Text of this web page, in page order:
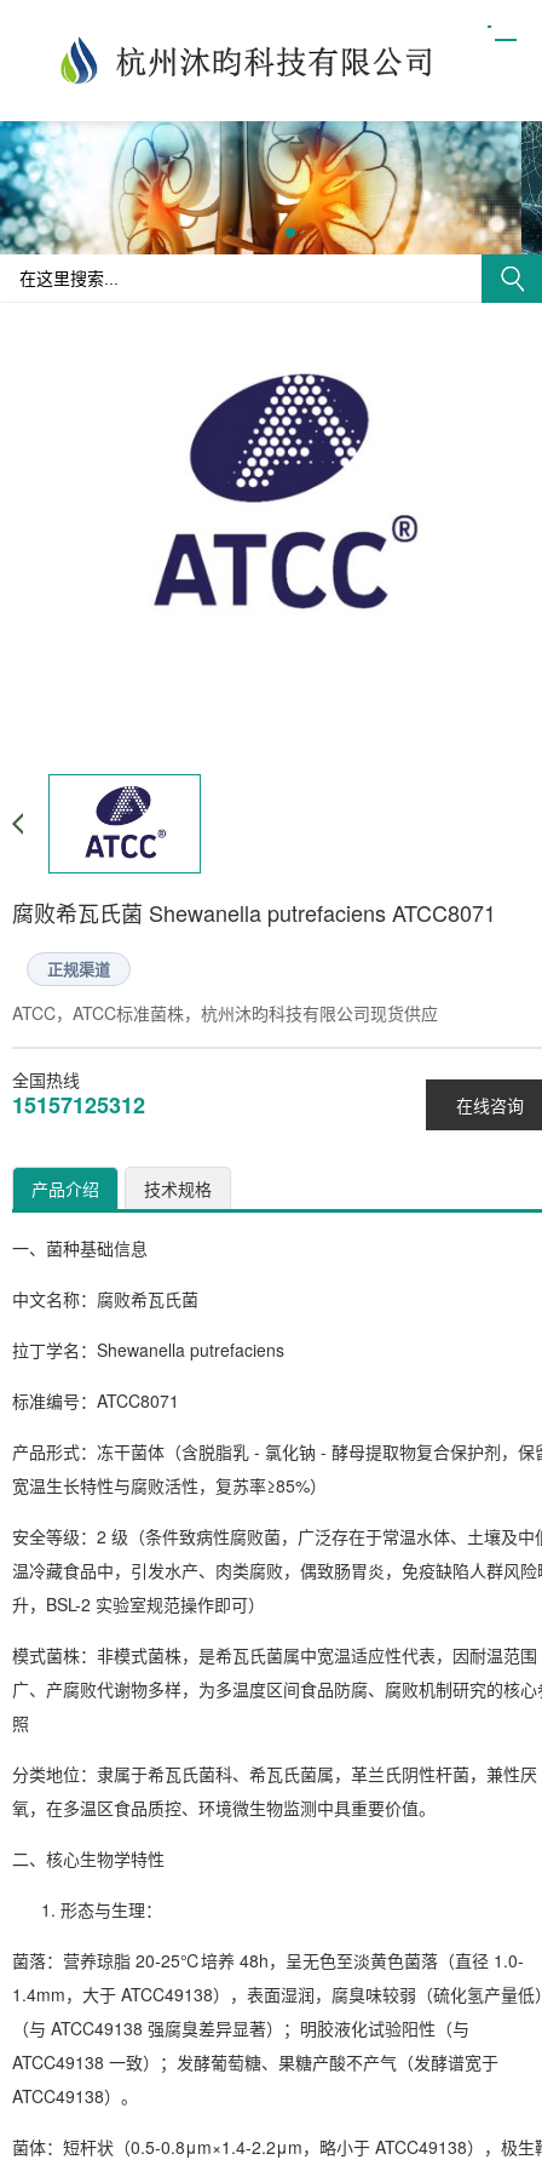
腐败希瓦氏菌 Shewanella putrefaciens ATCC8071
正规渠道
ATCC，ATCC标准菌株，杭州沐昀科技有限公司现货供应
在线咨询
全国热线
15157125312
产品介绍 技术规格
一、菌种基础信息
中文名称：腐败希瓦氏菌
拉丁学名 ： Shewanella putrefaciens
标准编号：ATCC8071
产品形式：冻干菌体（含脱脂乳 - 氯化钠 - 酵母提取物复合保护剂，保
宽温生长特性与腐败活性，复苏率≥85%）
安全等级：2 级（条件致病性腐败菌，广泛存在于常温水体、土壤及中
温冷藏食品中，引发水产、肉类腐败，偶致肠胃炎，免疫缺陷人群风险
升，BSL-2 实验室规范操作即可）
模式菌株：非模式菌株，是希瓦氏菌属中宽温适应性代表，因耐温范围
广、产腐败代谢物多样，为多温度区间食品防腐、腐败机制研究的核心
照
分类地位：隶属于希瓦氏菌科、希瓦氏菌属，革兰氏阴性杆菌，兼性厌
氧，在多温区食品质控、环境微生物监测中具重要价值。
二、核心生物学特性
形态与生理：
菌落：营养琼脂 20-25℃培养 48h，呈无色至淡黄色菌落（直径 1.0-
1.4mm，大于 ATCC49138），表面湿润， 腐臭味较弱（硫化氢产量低
（与 ATCC49138 强腐臭差异显著）；明胶液化试验阳性（与
ATCC49138 一致）；发酵葡萄糖、果糖产酸不产气（发酵谱宽于
ATCC49138）。
菌体：短杆状（0.5-0.8μm×1.4-2.2μm，略小于 ATCC49138），极生